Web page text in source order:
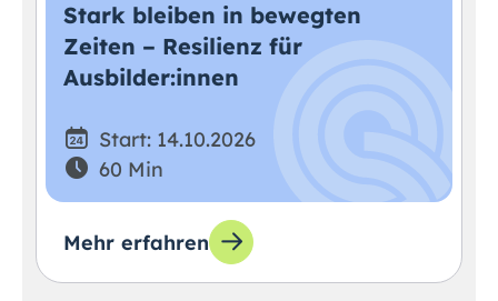
Stark bleiben in bewegten
Zeiten – Resilienz für
Ausbilder:innen
Start: 14.10.2026
60 Min
Mehr erfahren